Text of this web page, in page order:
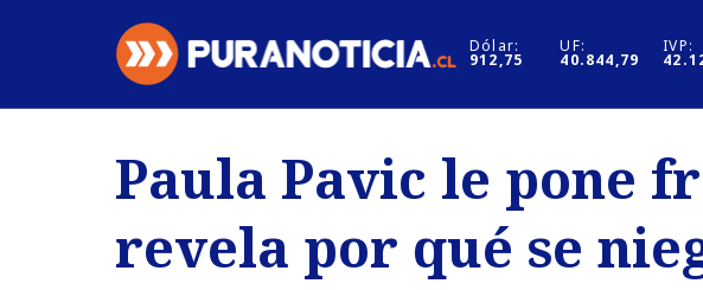
Dólar:
912,75
UF:
40.844,79
IVP:
Regiones
Deportes
Internacional
Motores
Paula Pavic le pone
revela por qué se